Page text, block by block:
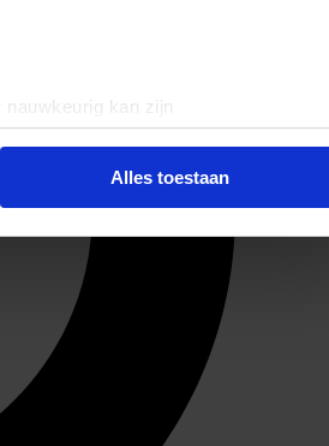
nauwkeurig kan zijn
(fingerprinting)
in het
detailgedeelte
social media te bieden en om ons
met onze partners voor social
andere informatie die u aan ze heeft
Alles toestaan